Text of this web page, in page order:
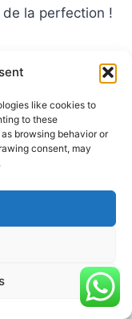
like cookies to
to these
browsing behavior or
consent, may
de la perfection !